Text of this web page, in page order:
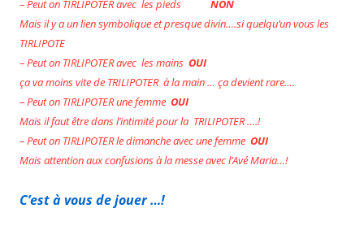
– Peut on TIRLIPOTER avec les pieds NON
Mais il y a un lien symbolique et presque divin….si quelqu’un vous les
TIRLIPOTE
– Peut on TIRLIPOTER avec les mains OUI
ça va moins vite de TRILIPOTER à la main … ça devient rare….
– Peut on TIRLIPOTER une femme OUI
Mais il faut être dans l’intimité pour la TRILIPOTER ….!
– Peut on TIRLIPOTER le dimanche avec une femme OUI
Mais attention aux confusions à la messe avec l’Avé Maria…!
C’est à vous de jouer …!